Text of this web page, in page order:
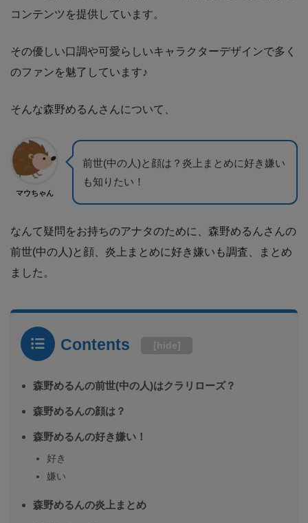
コンテンツを提供しています。
その優しい口調や可愛らしいキャラクターデザインで多く
のファンを魅了しています♪
そんな森野めるんさんについて、
マウちゃん
前世(中の人)と顔は？炎上まとめに好き嫌い
も知りたい！
なんて疑問をお持ちのアナタのために、森野めるんさんの
前世(中の人)と顔、炎上まとめに好き嫌いも調査、まとめ
ました。
Contents [hide]
森野めるんの前世(中の人)はクラリローズ？
森野めるんの顔は？
森野めるんの好き嫌い！
好き
嫌い
森野めるんの炎上まとめ